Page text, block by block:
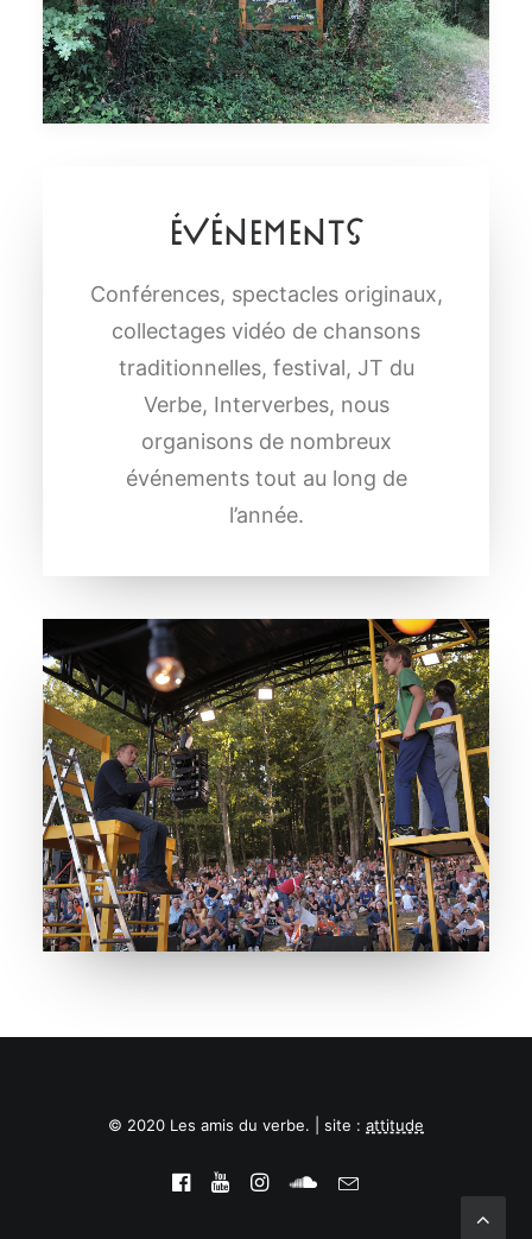
Événements
Conférences, spectacles originaux,
collectages vidéo de chansons
traditionnelles, festival, JT du
Verbe, Interverbes, nous
organisons de nombreux
événements tout au long de
l’année.
© 2020 Les amis du verbe. | site : attitude